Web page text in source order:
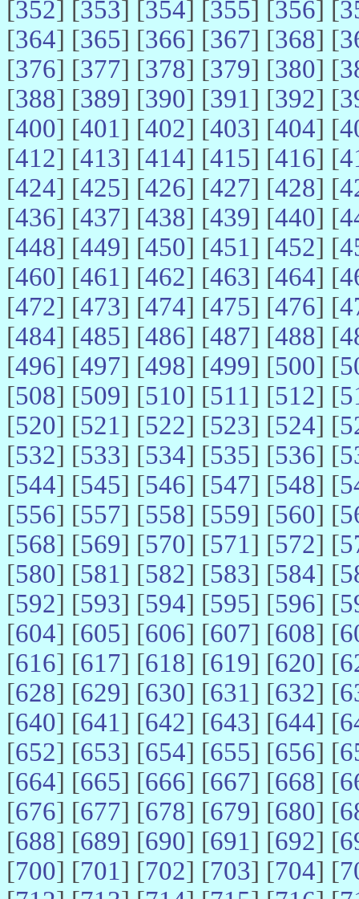
[352] [353] [354] [355] [356] [
[364] [365] [366] [367] [368] [
[376] [377] [378] [379] [380] [
[388] [389] [390] [391] [392] [
[400] [401] [402] [403] [404] [
[412] [413] [414] [415] [416] [
[424] [425] [426] [427] [428] [
[436] [437] [438] [439] [440] [
[448] [449] [450] [451] [452] [
[460] [461] [462] [463] [464] [
[472] [473] [474] [475] [476] [
[484] [485] [486] [487] [488] [
[496] [497] [498] [499] [500] [
[508] [509] [510] [511] [512] [
[520] [521] [522] [523] [524] [
[532] [533] [534] [535] [536] [
[544] [545] [546] [547] [548] [
[556] [557] [558] [559] [560] [
[568] [569] [570] [571] [572] [
[580] [581] [582] [583] [584] [
[592] [593] [594] [595] [596] [
[604] [605] [606] [607] [608] [
[616] [617] [618] [619] [620] [
[628] [629] [630] [631] [632] [
[640] [641] [642] [643] [644] [
[652] [653] [654] [655] [656] [
[664] [665] [666] [667] [668] [
[676] [677] [678] [679] [680] [
[688] [689] [690] [691] [692] [
[700] [701] [702] [703] [704] [